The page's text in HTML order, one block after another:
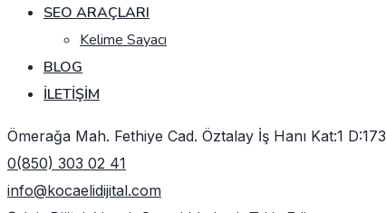
SEO ARAÇLARI
Kelime Sayacı
BLOG
İLETIŞIM
Ömerağa Mah. Fethiye Cad. Öztalay İş Hanı Kat:1 D:173
0(850) 303 02 41
info@kocaelidijital.com